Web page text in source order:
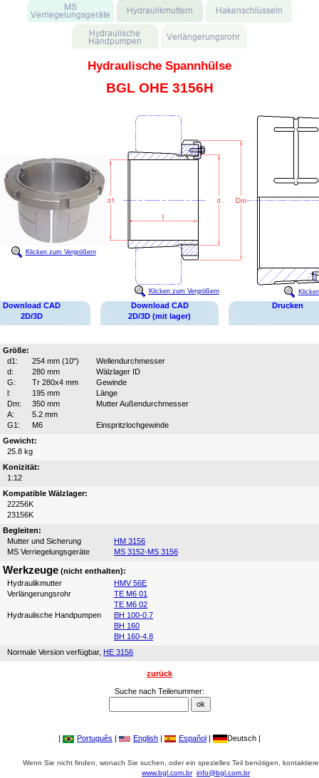
Hydraulische Spannhülse
BGL OHE 3156H
Klicken zum Vergrößern
Klicken zum Vergrößern
Download CAD
2D/3D
Download CAD
2D/3D (mit lager)
Drucken
Größe:
d1:
254 mm (10")
Wellendurchmesser
d:
280 mm
Wälzlager ID
G:
Tr 280x4 mm
Gewinde
l:
195 mm
Länge
Dm:
350 mm
Mutter Außendurchmesser
A:
5.2 mm
G1:
M6
Einspritzlochgewinde
Gewicht:
25.8 kg
Konizität:
1:12
Kompatible Wälzlager:
22256K
23156K
Begleiten:
Mutter und Sicherung
HM 3156
MS Verriegelungsgeräte
MS 3152-MS 3156
Werkzeuge (nicht enthalten):
Hydraulikmutter
HMV 56E
Verlängerungsrohr
TE M6 01
TE M6 02
Hydraulische Handpumpen
BH 100-0.7
BH 160
BH 160-4.8
Normale Version verfügbar, HE 3156
zurück
Suche nach Teilenummer:
| Português | English | Español | Deutsch |
Wenn Sie nicht finden, wonach Sie suchen, oder ein spezielles Teil benötigen,
www.bgl.com.br info@bgl.com.br